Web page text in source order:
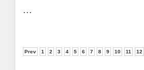
...
Prev 1 2 3 4 5 6 7 8 9 10 11 12